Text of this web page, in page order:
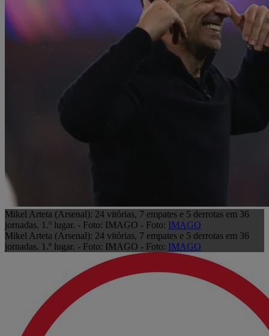
Mikel Arteta (Arsenal): 24 vitórias, 7 empates e 5 derrotas em 36
jornadas. 1.º lugar. - Foto: IMAGO - Foto: IMAGO
Mikel Arteta (Arsenal): 24 vitórias, 7 empates e 5 derrotas em 36
jornadas. 1.º lugar. - Foto: IMAGO - Foto: IMAGO